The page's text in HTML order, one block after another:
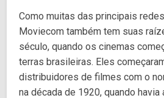
Como muitas das principais
Moviecom também tem suas
século, quando os cinemas
terras brasileiras. Eles
distribuidores de filmes com o
na década de 1920, quando havia